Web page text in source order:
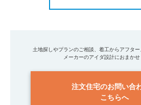
土地探しやプランのご相談、着工からアフタ
メーカーのアイダ設計におまかせ
注文住宅のお問い合
こちらへ